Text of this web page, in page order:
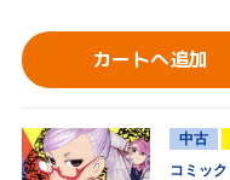
カートへ追加
中古
コミック